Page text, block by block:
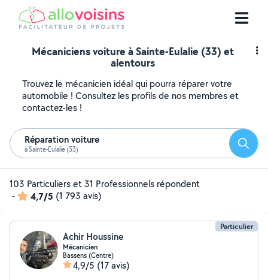
Mécaniciens voiture à Sainte-Eulalie (33) et
alentours
Trouvez le mécanicien idéal qui pourra réparer votre
automobile ! Consultez les profils de nos membres et
contactez-les !
Réparation voiture
à Sainte-Eulalie (33)
103 Particuliers et 31 Professionnels répondent
-
4,7/5 (1 793 avis)
Particulier
Achir Houssine
Mécanicien
Bassens (Centre)
4,9/5 (17 avis)